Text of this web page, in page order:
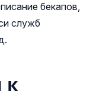
бекапов,
служб
к